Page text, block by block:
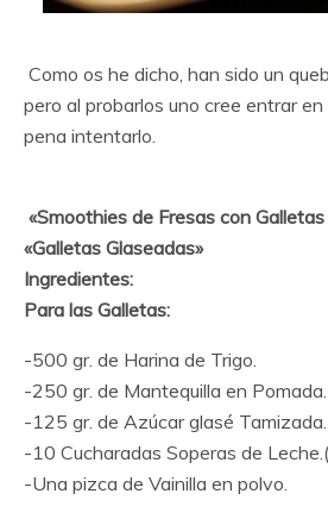
Como os he dicho, han sido un
pero al probarlos uno cree entrar
pena intentarlo.
«Smoothies de Fresas con
«Galletas Glaseadas»
Ingredientes:
Para las Galletas:
-500 gr. de Harina de Trigo.
-250 gr. de Mantequilla en Pomada.
-125 gr. de Azúcar glasé Tamizada.
-10 Cucharadas Soperas de
-Una pizca de Vainilla en polvo.